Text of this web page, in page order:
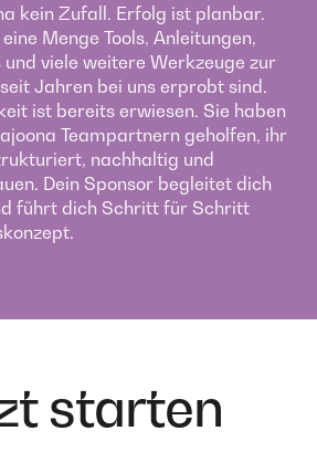
kein Zufall. Erfolg ist planbar.
Menge Tools, Anleitungen,
viele weitere Werkzeuge zur
Jahren bei uns erprobt sind.
ist bereits erwiesen. Sie haben
Teampartnern geholfen, ihr
nachhaltig und
Dein Sponsor begleitet dich
führt dich Schritt für Schritt
starten